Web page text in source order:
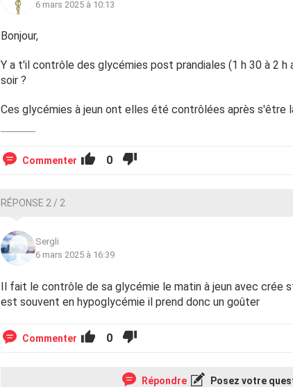
6 mars 2025 à 10:13
Bonjour,
Y a t'il contrôle des glycémies post prandiales (1 h 30 à 2 h
soir ?
Ces glycémies à jeun ont elles été contrôlées après s'être
Commenter 0
RÉPONSE 2 / 2
Sergli
6 mars 2025 à 16:39
Il fait le contrôle de sa glycémie le matin à jeun avec crée
est souvent en hypoglycémie il prend donc un goûter
Commenter 0
Répondre Posez votre